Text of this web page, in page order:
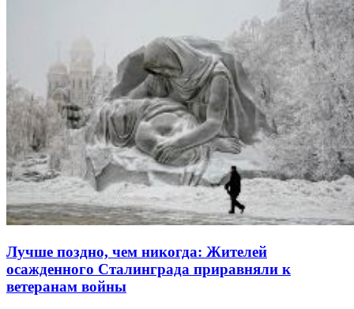
Лучше поздно, чем никогда: Жителей
осажденного Сталинграда приравняли к
ветеранам войны